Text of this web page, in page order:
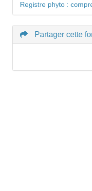
Registre phyto :
Partager cette